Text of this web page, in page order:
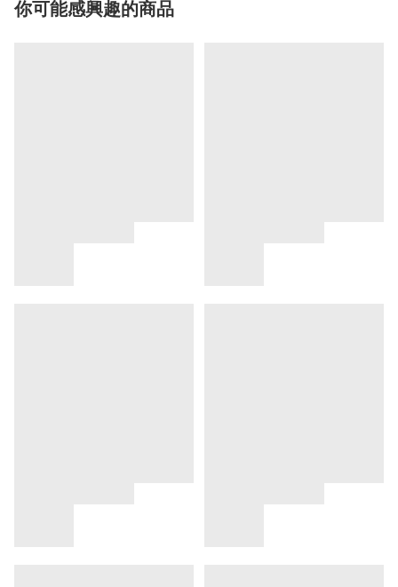
你可能感興趣的商品